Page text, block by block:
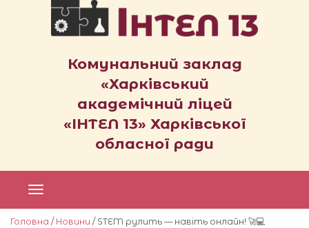
Комунальний заклад
«Харківський
академічний ліцей
«ІНТЕЛ 13» Харківської
обласної ради
Головна / Новини / STEM рулить — навіть онлайн! 🚀💻